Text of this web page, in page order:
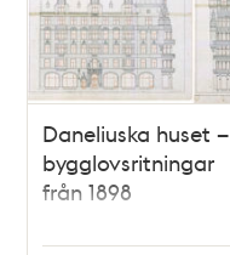
Daneliuska huset –
bygglovsritningar
från 1898